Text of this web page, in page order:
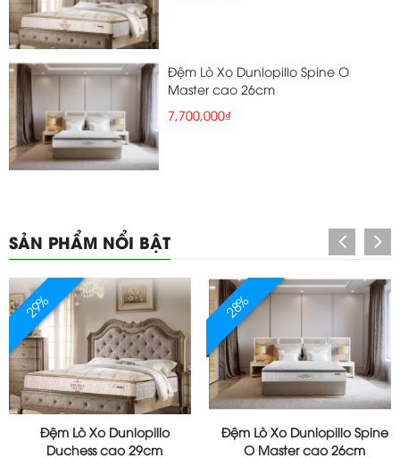
Đệm Lò Xo Dunlopillo Spine O
Master cao 26cm
7,700,000₫
SẢN PHẨM NỔI BẬT
29%
Đệm Lò Xo Dunlopillo
Duchess cao 29cm
28%
Đệm Lò Xo Dunlopillo Spine
O Master cao 26cm